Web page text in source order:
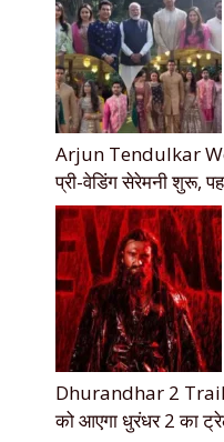
Arjun Tendulkar
प्री-वेडिंग सेरेमनी शुरू,
Dhurandhar 2
को आएगा धुरंधर 2 का